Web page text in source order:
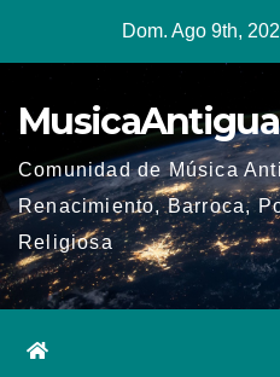
Dom. Ago 9th,
Comunidad de Música
Renacimiento, Barroca,
Religiosa